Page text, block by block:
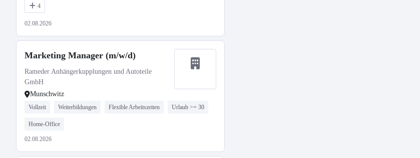
4
02.08.2026
Marketing Manager (m/w/d)
Rameder Anhängerkupplungen und Autoteile
GmbH
Munschwitz
Vollzeit Weiterbildungen Flexible Arbeitszeiten Urlaub >= 30
Home-Office
02.08.2026